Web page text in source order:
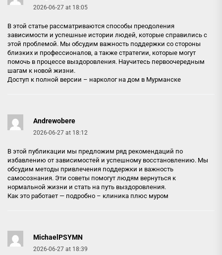
2026-06-27 at 18:05
В этой статье рассматриваются способы преодоления
зависимости и успешные истории людей, которые справились с
этой проблемой. Мы обсудим важность поддержки со стороны
близких и профессионалов, а также стратегии, которые могут
помочь в процессе выздоровления. Научитесь первоочередным
шагам к новой жизни.
Доступ к полной версии – нарколог на дом в Мурманске
Andrewobere
2026-06-27 at 18:12
В этой публикации мы предложим ряд рекомендаций по
избавлению от зависимостей и успешному восстановлению. Мы
обсудим методы привлечения поддержки и важность
самосознания. Эти советы помогут людям вернуться к
нормальной жизни и стать на путь выздоровления.
Как это работает — подробно – клиника плюс муром
MichaelPSYMN
2026-06-27 at 18:39